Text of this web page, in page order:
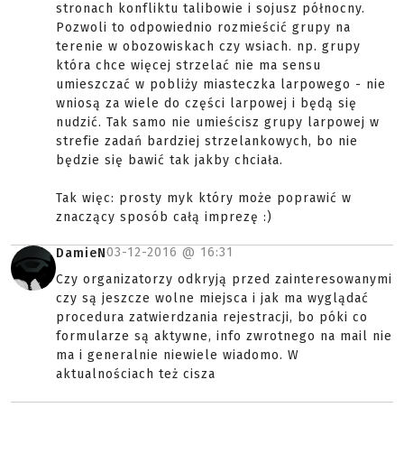
stronach konfliktu talibowie i sojusz północny.
Pozwoli to odpowiednio rozmieścić grupy na
terenie w obozowiskach czy wsiach. np. grupy
która chce więcej strzelać nie ma sensu
umieszczać w pobliży miasteczka larpowego - nie
wniosą za wiele do części larpowej i będą się
nudzić. Tak samo nie umieścisz grupy larpowej w
strefie zadań bardziej strzelankowych, bo nie
będzie się bawić tak jakby chciała.
Tak więc: prosty myk który może poprawić w
znaczący sposób całą imprezę :)
DamieN03-12-2016 @ 16:31
Czy organizatorzy odkryją przed zainteresowanymi
czy są jeszcze wolne miejsca i jak ma wyglądać
procedura zatwierdzania rejestracji, bo póki co
formularze są aktywne, info zwrotnego na mail nie
ma i generalnie niewiele wiadomo. W
aktualnościach też cisza